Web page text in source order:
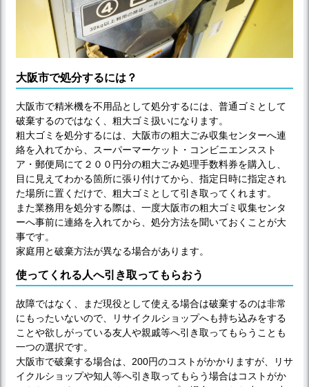
大阪市で処分するには？
大阪市で精米機を不用品として処分するには、普通ゴミとして
破棄するのではなく、粗大ゴミ扱いになります。
粗大ゴミを処分するには、大阪市の粗大ごみ収集センターへ連
絡を入れてから、スーパーマーケット・コンビニエンススト
ア・郵便局にて２００円分の粗大ごみ処理手数料券を購入し、
目に見えてわかる箇所に張り付けてから、指定日時に指定され
た場所に置くだけで、粗大ゴミとして引き取ってくれます。
また業務用を処分する際は、一度大阪市の粗大ゴミ収集センタ
ーへ事前に連絡を入れてから、処分方法を聞いておくことが大
事です。
家庭用と破棄方法が異なる場合があります。
使ってくれる人へ引き取ってもらおう
故障ではなく、まだ現役として使える場合は破棄するのは非常
にもったいないので、リサイクルショップへも持ち込みをする
ことや欲しがっている友人や親戚等へ引き取ってもらうことも
一つの選択です。
大阪市で破棄する場合は、200円のコストがかかりますが、リサ
イクルショップや知人等へ引き取ってもらう場合はコストがか